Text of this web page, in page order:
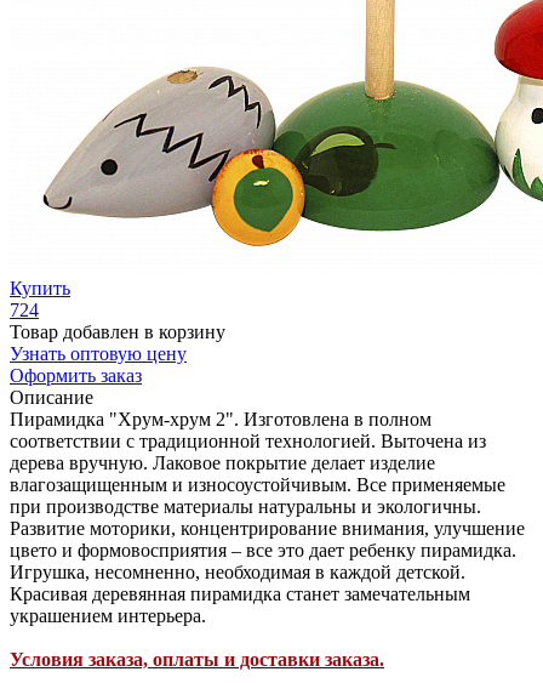
Купить
724
Товар добавлен в корзину
Узнать оптовую цену
Оформить заказ
Описание
Пирамидка "Хрум-хрум 2". Изготовлена в полном
соответствии с традиционной технологией. Выточена из
дерева вручную. Лаковое покрытие делает изделие
влагозащищенным и износоустойчивым. Все применяемые
при производстве материалы натуральны и экологичны.
Развитие моторики, концентрирование внимания, улучшение
цвето и формовосприятия – все это дает ребенку пирамидка.
Игрушка, несомненно, необходимая в каждой детской.
Красивая деревянная пирамидка станет замечательным
украшением интерьера.
Условия заказа, оплаты и доставки заказа.